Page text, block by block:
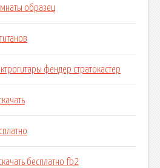
образец
фендер стратокастер
бесплатно fb2